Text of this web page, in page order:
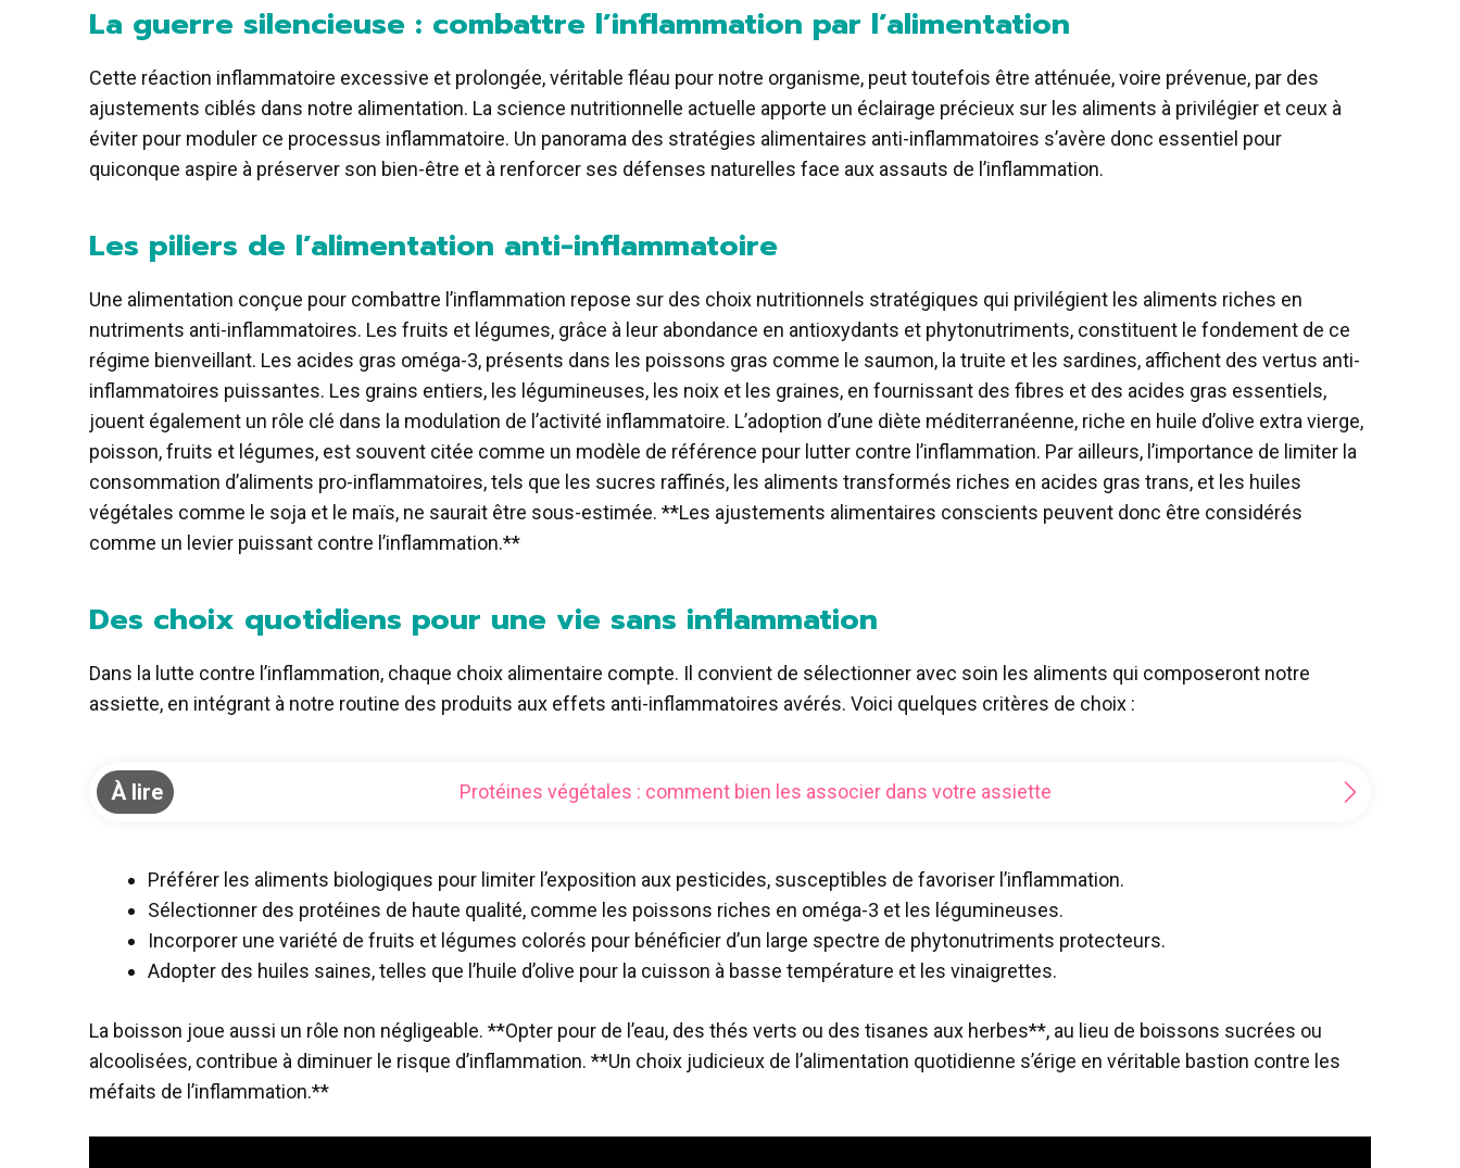
La guerre silencieuse : combattre l’inflammation par l’alimentation
Cette réaction inflammatoire excessive et prolongée, véritable fléau pour notre organisme, peut toutefois être atténuée, voire prévenue, par des
ajustements ciblés dans notre alimentation. La science nutritionnelle actuelle apporte un éclairage précieux sur les aliments à privilégier et ceux à
éviter pour moduler ce processus inflammatoire. Un panorama des stratégies alimentaires anti-inflammatoires s’avère donc essentiel pour
quiconque aspire à préserver son bien-être et à renforcer ses défenses naturelles face aux assauts de l’inflammation.
Les piliers de l’alimentation anti-inflammatoire
Une alimentation conçue pour combattre l’inflammation repose sur des choix nutritionnels stratégiques qui privilégient les aliments riches en
nutriments anti-inflammatoires. Les fruits et légumes, grâce à leur abondance en antioxydants et phytonutriments, constituent le fondement de ce
régime bienveillant. Les acides gras oméga-3, présents dans les poissons gras comme le saumon, la truite et les sardines, affichent des vertus anti-
inflammatoires puissantes. Les grains entiers, les légumineuses, les noix et les graines, en fournissant des fibres et des acides gras essentiels,
jouent également un rôle clé dans la modulation de l’activité inflammatoire. L’adoption d’une diète méditerranéenne, riche en huile d’olive extra vierge,
poisson, fruits et légumes, est souvent citée comme un modèle de référence pour lutter contre l’inflammation. Par ailleurs, l’importance de limiter la
consommation d’aliments pro-inflammatoires, tels que les sucres raffinés, les aliments transformés riches en acides gras trans, et les huiles
végétales comme le soja et le maïs, ne saurait être sous-estimée. **Les ajustements alimentaires conscients peuvent donc être considérés
comme un levier puissant contre l’inflammation.**
Des choix quotidiens pour une vie sans inflammation
Dans la lutte contre l’inflammation, chaque choix alimentaire compte. Il convient de sélectionner avec soin les aliments qui composeront notre
assiette, en intégrant à notre routine des produits aux effets anti-inflammatoires avérés. Voici quelques critères de choix :
À lire Protéines végétales : comment bien les associer dans votre assiette
Préférer les aliments biologiques pour limiter l’exposition aux pesticides, susceptibles de favoriser l’inflammation.
Sélectionner des protéines de haute qualité, comme les poissons riches en oméga-3 et les légumineuses.
Incorporer une variété de fruits et légumes colorés pour bénéficier d’un large spectre de phytonutriments protecteurs.
Adopter des huiles saines, telles que l’huile d’olive pour la cuisson à basse température et les vinaigrettes.
La boisson joue aussi un rôle non négligeable. **Opter pour de l’eau, des thés verts ou des tisanes aux herbes**, au lieu de boissons sucrées ou
alcoolisées, contribue à diminuer le risque d’inflammation. **Un choix judicieux de l’alimentation quotidienne s’érige en véritable bastion contre les
méfaits de l’inflammation.**